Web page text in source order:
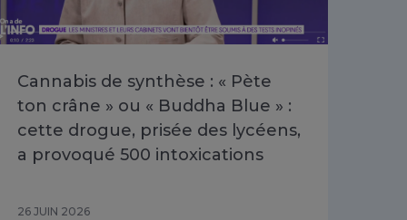
Cannabis de synthèse : « Pète
ton crâne » ou « Buddha Blue » :
cette drogue, prisée des lycéens,
a provoqué 500 intoxications
26 JUIN 2026